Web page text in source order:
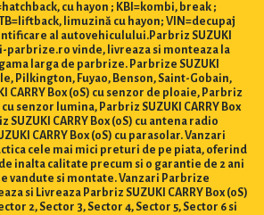
cu hayon ; KBI=kombi, break ;
limuzină cu hayon; VIN=decupaj
al autovehiculului.Parbriz SUZUKI
parbrize.ro vinde, livreaza si monteaza la
larga de parbrize. Parbrize SUZUKI
Pilkington, Fuyao, Benson, Saint-Gobain,
CARRY Box (0S) cu senzor de ploaie, Parbriz
cu senzor lumina, Parbriz SUZUKI CARRY Box
SUZUKI CARRY Box (0S) cu antena radio
CARRY Box (0S) cu parasolar. Vanzari
cele mai mici preturi de pe piata, oferind
inalta calitate precum si o garantie de 2 ani
vandute si montate. Vanzari Parbrize
si Livreaza Parbriz SUZUKI CARRY Box (0S)
2, Sector 3, Sector 4, Sector 5, Sector 6 si